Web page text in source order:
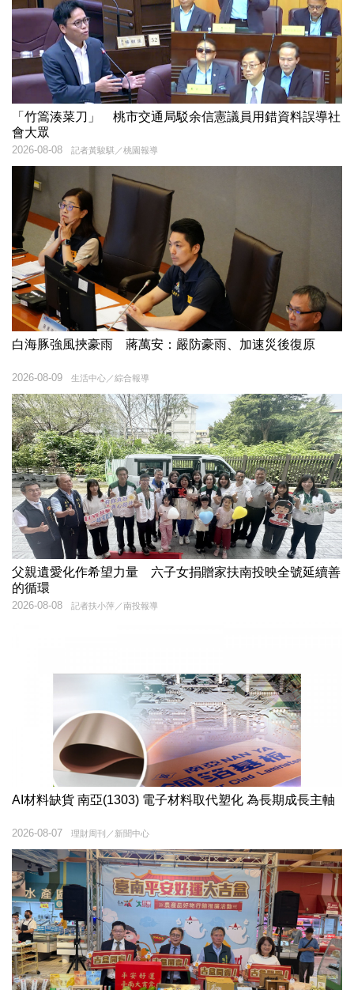
「竹篙湊菜刀」 桃市交通局駁余信憲議員用錯資料誤導社
會大眾
記者黃駿騏／桃園報導
2026-08-08
白海豚強風挾豪雨 蔣萬安：嚴防豪雨、加速災後復原
生活中心／綜合報導
2026-08-09
父親遺愛化作希望力量 六子女捐贈家扶南投映全號延續善
的循環
記者扶小萍／南投報導
2026-08-08
AI材料缺貨 南亞(1303) 電子材料取代塑化 為長期成長主軸
理財周刊／新聞中心
2026-08-07